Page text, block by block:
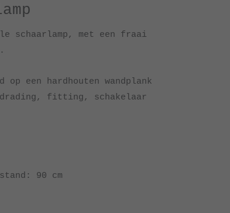
schaarlamp, met een fraai
op een hardhouten wandplank
fitting, schakelaar
90 cm